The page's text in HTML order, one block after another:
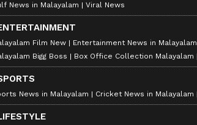
News in Malayalam
Viral News
Film New Entertainment News in Malayalam
Bigg Boss
Box Office Collection Malayalam
News in Malayalam Cricket News in Malayalam